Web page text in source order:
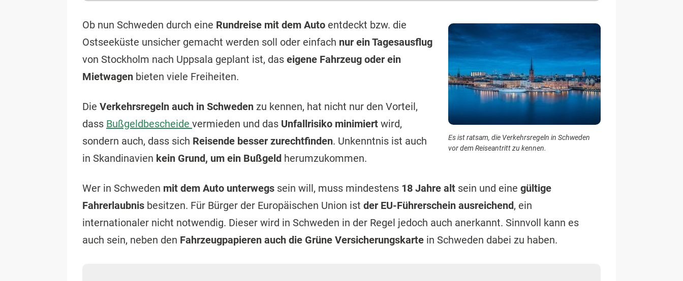
Es ist ratsam, die Verkehrsregeln in Schweden
vor dem Reiseantritt zu kennen.
Ob nun Schweden durch eine Rundreise mit dem Auto entdeckt bzw. die
Ostseeküste unsicher gemacht werden soll oder einfach nur ein Tagesausflug
von Stockholm nach Uppsala geplant ist, das eigene Fahrzeug oder ein
Mietwagen bieten viele Freiheiten.
Die Verkehrsregeln auch in Schweden zu kennen, hat nicht nur den Vorteil,
dass Bußgeldbescheide vermieden und das Unfallrisiko minimiert wird,
sondern auch, dass sich Reisende besser zurechtfinden. Unkenntnis ist auch
in Skandinavien kein Grund, um ein Bußgeld herumzukommen.
Wer in Schweden mit dem Auto unterwegs sein will, muss mindestens 18 Jahre alt sein und eine gültige
Fahrerlaubnis besitzen. Für Bürger der Europäischen Union ist der EU-Führerschein ausreichend, ein
internationaler nicht notwendig. Dieser wird in Schweden in der Regel jedoch auch anerkannt. Sinnvoll kann es
auch sein, neben den Fahrzeugpapieren auch die Grüne Versicherungskarte in Schweden dabei zu haben.